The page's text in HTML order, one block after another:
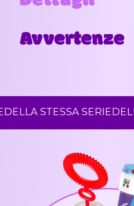
Avvertenze
STESSA SERIEDELLA